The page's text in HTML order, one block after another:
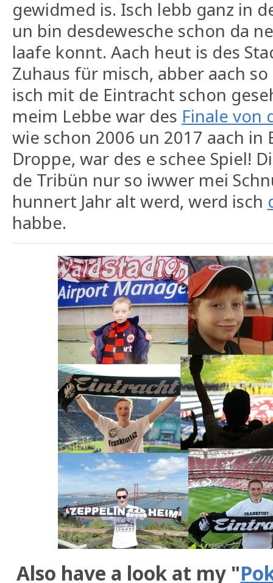
gewidmed is. Isch lebb ganz in
un bin desdewesche schon da
laafe konnt. Aach heut is des
Zuhaus für misch, abber aach
isch mit de Eintracht schon
meim Lebbe war des Finale von
wie schon 2006 un 2017 aach in
Droppe, war des e schee Spiel!
de Tribün nur so iwwer mei
hunnert Jahr alt werd, werd isch
habbe.
Also have a look at my "